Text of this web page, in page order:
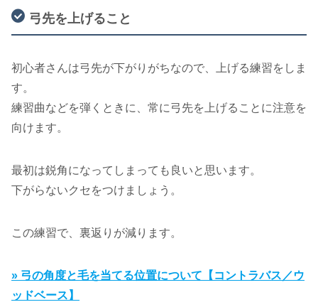
弓先を上げること
初心者さんは弓先が下がりがちなので、上げる練習をしま
す。
練習曲などを弾くときに、常に弓先を上げることに注意を
向けます。
最初は鋭角になってしまっても良いと思います。
下がらないクセをつけましょう。
この練習で、裏返りが減ります。
» 弓の角度と毛を当てる位置について【コントラバス／ウ
ッドベース】